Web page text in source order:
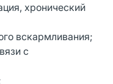
хронический
вскармливания;
с